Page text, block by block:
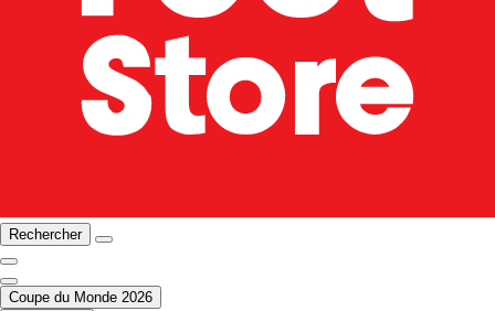
Rechercher
Coupe du Monde 2026